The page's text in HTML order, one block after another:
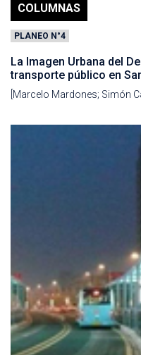
COLUMNAS
PLANEO N°4
La Imagen Urbana del
transporte público en
[Marcelo Mardones; Simón